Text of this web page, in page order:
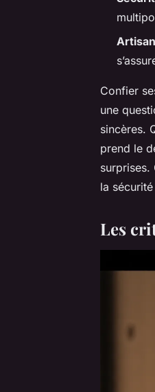
Confier
une
sincères.
prend le
surprises.
la
Les